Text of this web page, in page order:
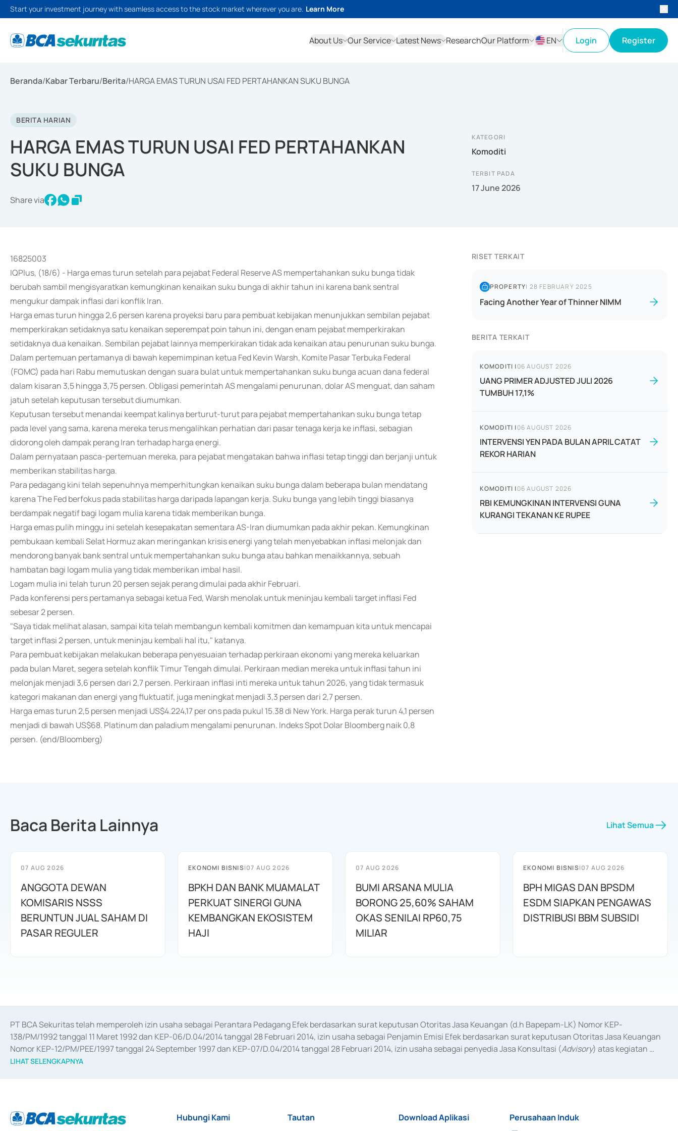
Start your investment journey with seamless access to the stock market wherever you are. Learn More
About Us Our Service Latest News ResearchOur Platform
EN
Login Register
Beranda/Kabar Terbaru/Berita/HARGA EMAS TURUN USAI FED PERTAHANKAN SUKU BUNGA
BERITA HARIAN
HARGA EMAS TURUN USAI FED PERTAHANKAN
SUKU BUNGA
Share via
KATEGORI
Komoditi
TERBIT PADA
17 June 2026
16825003
IQPlus, (18/6) - Harga emas turun setelah para pejabat Federal Reserve AS mempertahankan suku bunga tidak
berubah sambil mengisyaratkan kemungkinan kenaikan suku bunga di akhir tahun ini karena bank sentral
mengukur dampak inflasi dari konflik Iran.
Harga emas turun hingga 2,6 persen karena proyeksi baru para pembuat kebijakan menunjukkan sembilan pejabat
memperkirakan setidaknya satu kenaikan seperempat poin tahun ini, dengan enam pejabat memperkirakan
setidaknya dua kenaikan. Sembilan pejabat lainnya memperkirakan tidak ada kenaikan atau penurunan suku bunga.
Dalam pertemuan pertamanya di bawah kepemimpinan ketua Fed Kevin Warsh, Komite Pasar Terbuka Federal
(FOMC) pada hari Rabu memutuskan dengan suara bulat untuk mempertahankan suku bunga acuan dana federal
dalam kisaran 3,5 hingga 3,75 persen. Obligasi pemerintah AS mengalami penurunan, dolar AS menguat, dan saham
jatuh setelah keputusan tersebut diumumkan.
Keputusan tersebut menandai keempat kalinya berturut-turut para pejabat mempertahankan suku bunga tetap
pada level yang sama, karena mereka terus mengalihkan perhatian dari pasar tenaga kerja ke inflasi, sebagian
didorong oleh dampak perang Iran terhadap harga energi.
Dalam pernyataan pasca-pertemuan mereka, para pejabat mengatakan bahwa inflasi tetap tinggi dan berjanji untuk
memberikan stabilitas harga.
Para pedagang kini telah sepenuhnya memperhitungkan kenaikan suku bunga dalam beberapa bulan mendatang
karena The Fed berfokus pada stabilitas harga daripada lapangan kerja. Suku bunga yang lebih tinggi biasanya
berdampak negatif bagi logam mulia karena tidak memberikan bunga.
Harga emas pulih minggu ini setelah kesepakatan sementara AS-Iran diumumkan pada akhir pekan. Kemungkinan
pembukaan kembali Selat Hormuz akan meringankan krisis energi yang telah menyebabkan inflasi melonjak dan
mendorong banyak bank sentral untuk mempertahankan suku bunga atau bahkan menaikkannya, sebuah
hambatan bagi logam mulia yang tidak memberikan imbal hasil.
Logam mulia ini telah turun 20 persen sejak perang dimulai pada akhir Februari.
Pada konferensi pers pertamanya sebagai ketua Fed, Warsh menolak untuk meninjau kembali target inflasi Fed
sebesar 2 persen.
"Saya tidak melihat alasan, sampai kita telah membangun kembali komitmen dan kemampuan kita untuk mencapai
target inflasi 2 persen, untuk meninjau kembali hal itu," katanya.
Para pembuat kebijakan melakukan beberapa penyesuaian terhadap perkiraan ekonomi yang mereka keluarkan
pada bulan Maret, segera setelah konflik Timur Tengah dimulai. Perkiraan median mereka untuk inflasi tahun ini
melonjak menjadi 3,6 persen dari 2,7 persen. Perkiraan inflasi inti mereka untuk tahun 2026, yang tidak termasuk
kategori makanan dan energi yang fluktuatif, juga meningkat menjadi 3,3 persen dari 2,7 persen.
Harga emas turun 2,5 persen menjadi US$4.224,17 per ons pada pukul 15.38 di New York. Harga perak turun 4,1 persen
menjadi di bawah US$68. Platinum dan paladium mengalami penurunan. Indeks Spot Dolar Bloomberg naik 0,8
persen. (end/Bloomberg)
RISET TERKAIT
PROPERTY| 28 FEBRUARY 2025
Facing Another Year of Thinner NIMM
BERITA TERKAIT
KOMODITI |06 AUGUST 2026
UANG PRIMER ADJUSTED JULI 2026
TUMBUH 17,1%
KOMODITI |06 AUGUST 2026
INTERVENSI YEN PADA BULAN APRIL CATAT
REKOR HARIAN
KOMODITI |06 AUGUST 2026
RBI KEMUNGKINAN INTERVENSI GUNA
KURANGI TEKANAN KE RUPEE
Baca Berita Lainnya Lihat Semua
07 AUG 2026
ANGGOTA DEWAN
KOMISARIS NSSS
BERUNTUN JUAL SAHAM DI
PASAR REGULER
EKONOMI BISNIS|07 AUG 2026
BPKH DAN BANK MUAMALAT
PERKUAT SINERGI GUNA
KEMBANGKAN EKOSISTEM
HAJI
07 AUG 2026
BUMI ARSANA MULIA
BORONG 25,60% SAHAM
OKAS SENILAI RP60,75
MILIAR
EKONOMI BISNIS|07 AUG 2026
BPH MIGAS DAN BPSDM
ESDM SIAPKAN PENGAWAS
DISTRIBUSI BBM SUBSIDI
PT BCA Sekuritas telah memperoleh izin usaha sebagai Perantara Pedagang Efek berdasarkan surat keputusan Otoritas Jasa Keuangan (d.h Bapepam-LK) Nomor KEP-
138/PM/1992 tanggal 11 Maret 1992 dan KEP-06/D.04/2014 tanggal 28 Februari 2014, izin usaha sebagai Penjamin Emisi Efek berdasarkan surat keputusan Otoritas Jasa Keuangan
Nomor KEP-12/PM/PEE/1997 tanggal 24 September 1997 dan KEP-07/D.04/2014 tanggal 28 Februari 2014, izin usaha sebagai penyedia Jasa Konsultasi (Advisory) atas kegiatan
merger, akuisisi, divestasi, dan
LIHAT SELENGKAPNYA
Hubungi Kami Tautan Download Aplikasi Perusahaan Induk